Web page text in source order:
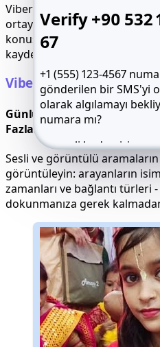
Verify +90 532
67
+1 (555) 123-4567
gönderilen bir SMS'yi
olarak algılamayı
numara mı?
6 haneli kodu girin
SMS'i yeniden gönder 59:49
Viber Mesajlarını Hackleyin
ortaya çıkarın: grup
konuşmalar - hepsi
kaydedilir.
Viber Aramalarını
Günlükleri, Arama
Fazlasını Kontrol Edin
Sesli ve görüntülü aramaların
görüntüleyin: arayanların
zamanları ve bağlantı türleri
dokunmanıza gerek